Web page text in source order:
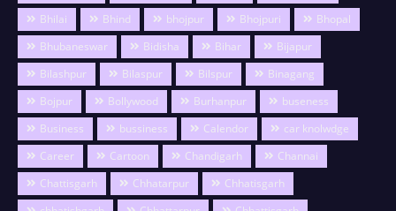
Bhilai
Bhind bhojpur Bhojpuri
Bhopal
Bhubaneswar
Bidisha Bihar
Bijapur
Bilashpur
Bilaspur Bilspur
Binagang
Bojpur
Bollywood Burhanpur
buseness
Business
bussiness Calendor
car knolwdge
Career
Cartoon Chandigarh
Channai
Chattisgarh
Chhatarpur
Chhatisgarh